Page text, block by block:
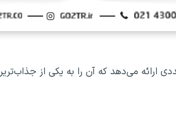
ارائه می‌دهد که آن را به یکی از